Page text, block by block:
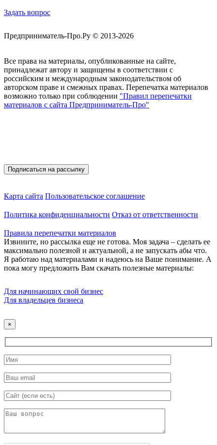
Задать вопрос
Предприниматель-Про.Ру © 2013-2026
Все права на материалы, опубликованные на сайте,
принадлежат автору и защищены в соответствии с
российским и международным законодательством об
авторском праве и смежных правах. Перепечатка материалов
возможно только при соблюдении "Правил перепечатки
материалов с сайта Предприниматель-Про"
Карта сайта Пользовательское соглашение
Политика конфиденциальности Отказ от ответственности
Правила перепечатки материалов
Извините, но рассылка еще не готова. Моя задача – сделать ее
максимально полезной и актуальной, а не запускать абы что.
Я работаю над материалами и надеюсь на Ваше понимание. А
пока могу предложить Вам скачать полезные материалы:
Для начинающих свой бизнес
Для владельцев бизнеса
×